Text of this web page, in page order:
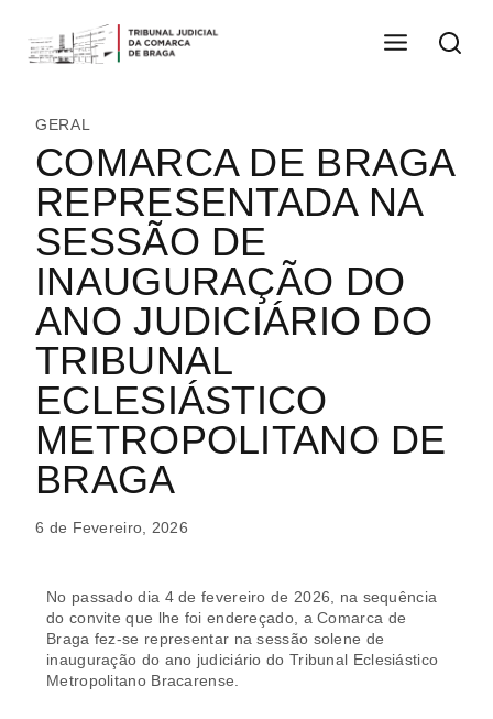
GERAL
COMARCA DE BRAGA
REPRESENTADA NA
SESSÃO DE
INAUGURAÇÃO DO
ANO JUDICIÁRIO DO
TRIBUNAL
ECLESIÁSTICO
METROPOLITANO DE
BRAGA
6 de Fevereiro, 2026
No passado dia 4 de fevereiro de 2026, na sequência
do convite que lhe foi endereçado, a Comarca de
Braga fez-se representar na sessão solene de
inauguração do ano judiciário do Tribunal Eclesiástico
Metropolitano Bracarense.